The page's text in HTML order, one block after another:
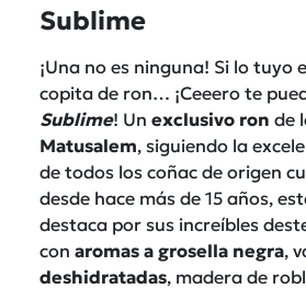
Sublime
¡Una no es ninguna! Si lo tuyo
copita de ron… ¡Ceeero te
Sublime! Un exclusivo ron de
Matusalem, siguiendo la
de todos los coñac de origen
desde hace más de 15 años,
destaca por sus increíbles
con aromas a grosella negra,
deshidratadas, madera de